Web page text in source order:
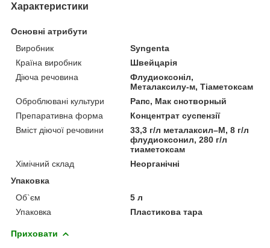
Характеристики
Основні атрибути
Виробник
Syngenta
Країна виробник
Швейцарія
Діюча речовина
Флудиоксоніл,
Металаксилу-м, Тіаметоксам
Оброблювані культури
Рапс, Мак снотворный
Препаративна форма
Концентрат суспензії
Вміст діючої речовини
33,3 г/л металаксил–М, 8 г/л
флудиоксонил, 280 г/л
тиаметоксам
Хімічний склад
Неорганічні
Упаковка
Об`єм
5 л
Упаковка
Пластикова тара
Приховати